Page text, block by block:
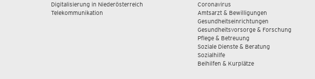
Digitalisierung in Niederösterreich
Telekommunikation
Coronavirus
Amtsarzt & Bewilligungen
Gesundheitseinrichtungen
Gesundheitsvorsorge & Forschung
Pflege & Betreuung
Soziale Dienste & Beratung
Sozialhilfe
Beihilfen & Kurplätze